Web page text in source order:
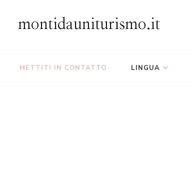
montidauniturismo.it
METTITI IN CONTATTO LINGUA